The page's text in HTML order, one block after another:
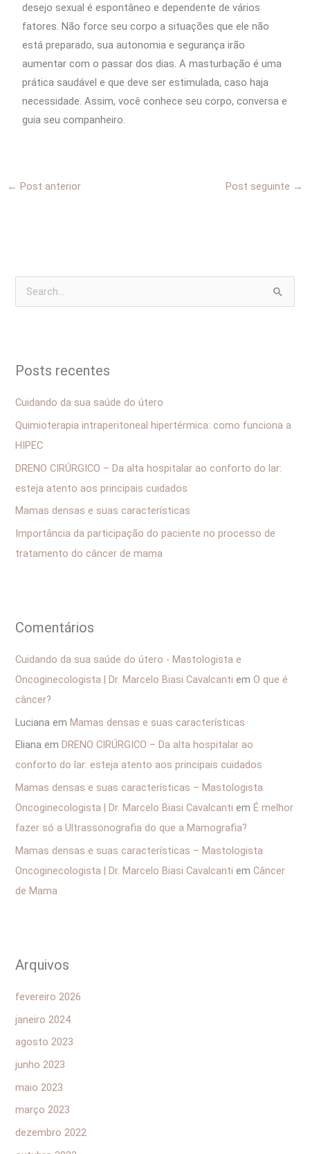
desejo sexual é espontâneo e dependente de vários
fatores. Não force seu corpo a situações que ele não
está preparado, sua autonomia e segurança irão
aumentar com o passar dos dias. A masturbação é uma
prática saudável e que deve ser estimulada, caso haja
necessidade. Assim, você conhece seu corpo, conversa e
guia seu companheiro.
← Post anterior Post seguinte →
u
p
o
r
:
Posts recentes
Cuidando da sua saúde do útero
Quimioterapia intraperitoneal hipertérmica: como funciona a
HIPEC
DRENO CIRÚRGICO – Da alta hospitalar ao conforto do lar:
esteja atento aos principais cuidados
Mamas densas e suas características
Importância da participação do paciente no processo de
tratamento do câncer de mama
Comentários
Cuidando da sua saúde do útero - Mastologista e
Oncoginecologista | Dr. Marcelo Biasi Cavalcanti emO que é
câncer?
Luciana emMamas densas e suas características
Eliana em DRENO CIRÚRGICO – Da alta hospitalar ao
conforto do lar: esteja atento aos principais cuidados
Mamas densas e suas características – Mastologista
Oncoginecologista | Dr. Marcelo Biasi Cavalcanti emÉ melhor
fazer só a Ultrassonografia do que a Mamografia?
Mamas densas e suas características – Mastologista
Oncoginecologista | Dr. Marcelo Biasi Cavalcanti emCâncer
de Mama
Arquivos
fevereiro 2026
janeiro 2024
agosto 2023
junho 2023
maio 2023
março 2023
dezembro 2022